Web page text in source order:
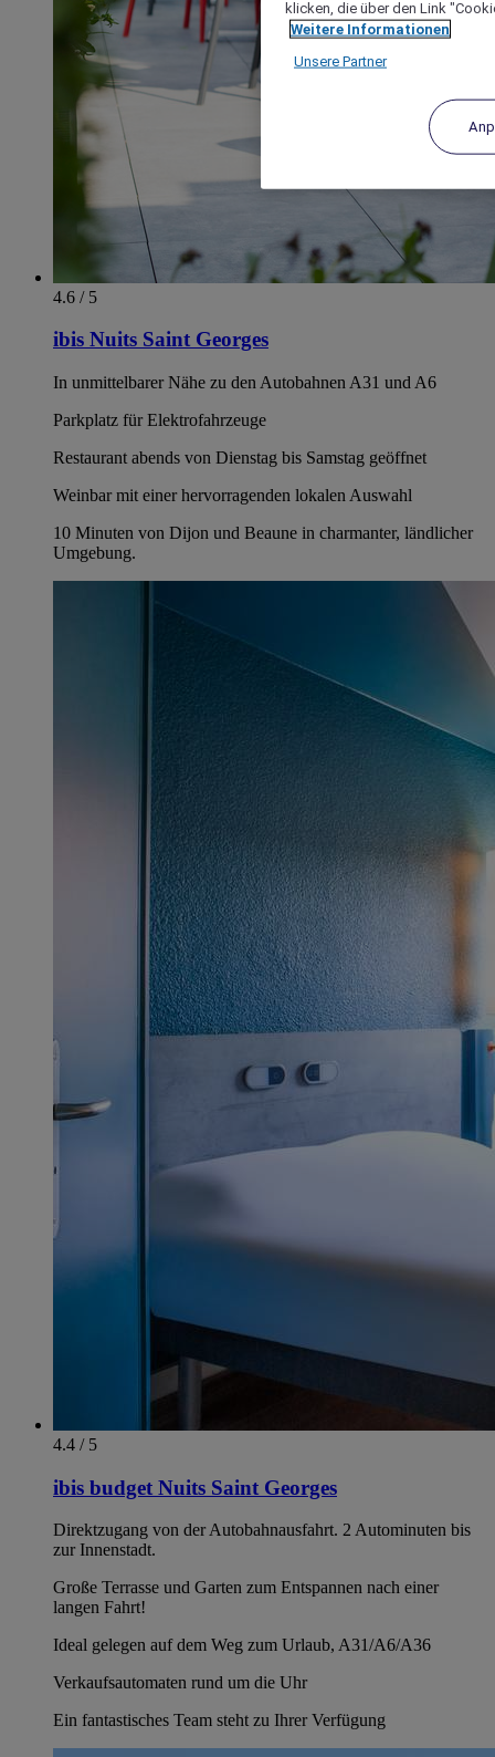
4.6 / 5
ibis Nuits Saint Georges
In unmittelbarer Nähe zu den Autobahnen A31 und A6
Parkplatz für Elektrofahrzeuge
Restaurant abends von Dienstag bis Samstag geöffnet
Weinbar mit einer hervorragenden lokalen Auswahl
10 Minuten von Dijon und Beaune in charmanter, ländlicher
Umgebung.
4.4 / 5
ibis budget Nuits Saint Georges
Direktzugang von der Autobahnausfahrt. 2 Autominuten bis
zur Innenstadt.
Große Terrasse und Garten zum Entspannen nach einer
langen Fahrt!
Ideal gelegen auf dem Weg zum Urlaub, A31/A6/A36
Verkaufsautomaten rund um die Uhr
Ein fantastisches Team steht zu Ihrer Verfügung
klicken, die über den Link
Weitere Informationen
Unsere Partner